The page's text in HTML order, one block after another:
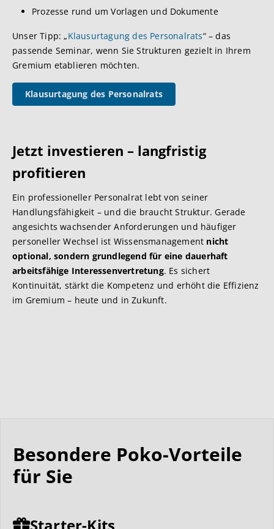
Prozesse rund um Vorlagen und Dokumente
Unser Tipp: „Klausurtagung des Personalrats“ – das
passende Seminar, wenn Sie Strukturen gezielt in Ihrem
Gremium etablieren möchten.
Klausurtagung des Personalrats
Jetzt investieren – langfristig
profitieren
Ein professioneller Personalrat lebt von seiner
Handlungsfähigkeit – und die braucht Struktur. Gerade
angesichts wachsender Anforderungen und häufiger
personeller Wechsel ist Wissensmanagement nicht
optional, sondern grundlegend für eine dauerhaft
arbeitsfähige Interessenvertretung. Es sichert
Kontinuität, stärkt die Kompetenz und erhöht die Effizienz
im Gremium – heute und in Zukunft.
Besondere Poko-Vorteile
für Sie